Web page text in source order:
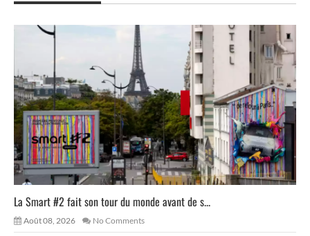
La Smart #2 fait son tour du monde avant de s...
Août 08, 2026 No Comments